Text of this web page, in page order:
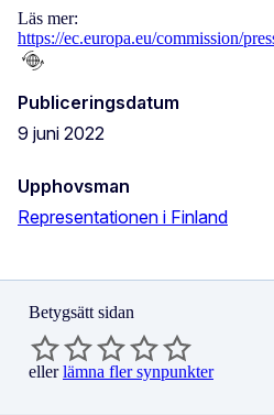
Läs mer:
https://ec.europa.eu/commission/
Publiceringsdatum
9 juni 2022
Upphovsman
Representationen i Finland
Betygsätt sidan
ellerlämna fler synpunkter